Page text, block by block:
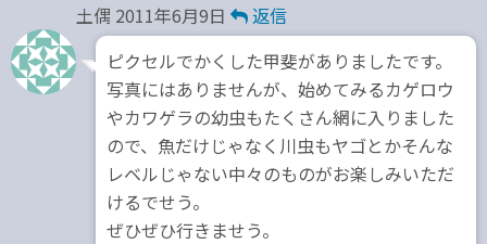
土偶 2011年6月9日
返信
ピクセルでかくした甲斐がありましたです。
写真にはありませんが、始めてみるカゲロウ
やカワゲラの幼虫もたくさん網に入りました
ので、魚だけじゃなく川虫もヤゴとかそんな
レベルじゃない中々のものがお楽しみいただ
けるでせう。
ぜひぜひ行きませう。